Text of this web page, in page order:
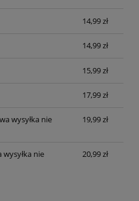
14,99 zł
14,99 zł
15,99 zł
17,99 zł
wysyłka nie
19,99 zł
nie
20,99 zł